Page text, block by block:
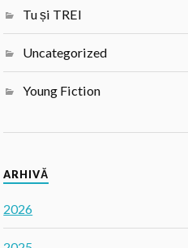
Tu și TREI
Uncategorized
Young Fiction
ARHIVĂ
2026